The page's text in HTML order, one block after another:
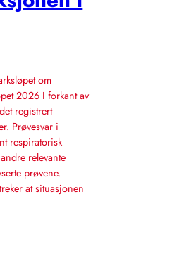
om
2026 I forkant av
registrert
Prøvesvar i
respiratorisk
relevante
prøvene.
at situasjonen